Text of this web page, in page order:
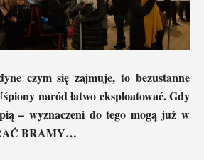
czym się zajmuje, to bezustanne
naród łatwo eksploatować. Gdy
– wyznaczeni do tego mogą już w
BRAMY…